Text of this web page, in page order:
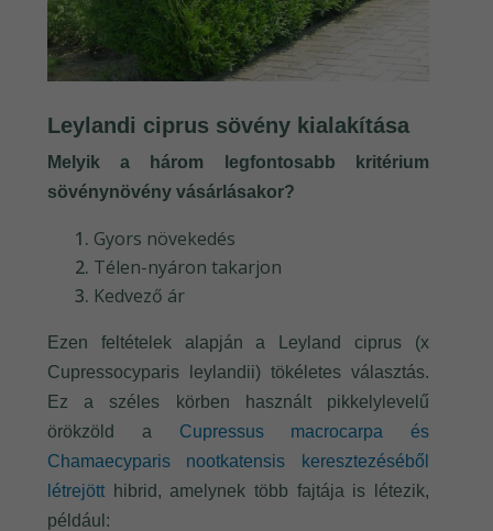
Leylandi ciprus sövény kialakítása
Melyik a három legfontosabb kritérium
sövénynövény vásárlásakor?
Gyors növekedés
Télen-nyáron takarjon
Kedvező ár
Ezen feltételek alapján a Leyland ciprus (x
Cupressocyparis leylandii) tökéletes választás.
Ez a széles körben használt pikkelylevelű
örökzöld a Cupressus macrocarpa és
Chamaecyparis nootkatensis keresztezéséből
létrejött hibrid, amelynek több fajtája is létezik,
például: